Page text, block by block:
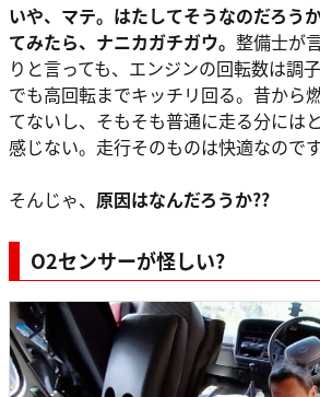
いや、マテ。はたしてそうなのだろう
てみたら、ナニカガチガウ。 整備士が
りと言っても、エンジンの回転数は調
でも高回転までキッチリ回る。昔から
てないし、そもそも普通に走る分には
感じない。走行そのものは快適なのです
そんじゃ、 原因はなんだろうか??
O2センサーが怪しい?